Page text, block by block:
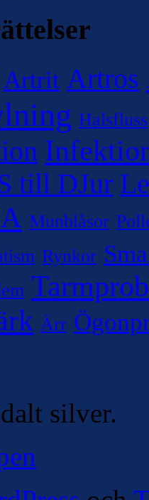
Artrit Artros
Halsfluss
till DJur
Munblåsor
Rynkor
Ärr
silver.